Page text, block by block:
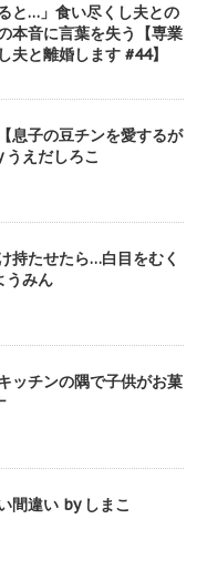
と…」食い尽くし夫との
本音に言葉を失う【専業
夫と離婚します #44】
息子の豆チンを愛するが
えだしろこ
持たせたら…白目をむく
うみん
ッチンの隅で子供がお菓
間違い by しまこ